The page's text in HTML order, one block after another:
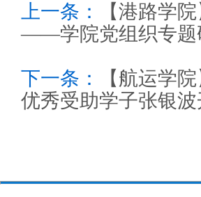
上一条：
【港路学
——学院党组织专题
下一条：
【航运学
优秀受助学子张银